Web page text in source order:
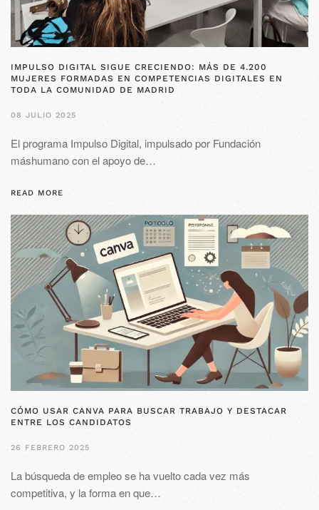
IMPULSO DIGITAL SIGUE CRECIENDO: MÁS DE 4.200
MUJERES FORMADAS EN COMPETENCIAS DIGITALES EN
TODA LA COMUNIDAD DE MADRID
08 JULIO 2025
El programa Impulso Digital, impulsado por Fundación
máshumano con el apoyo de…
READ MORE
CÓMO USAR CANVA PARA BUSCAR TRABAJO Y DESTACAR
ENTRE LOS CANDIDATOS
26 FEBRERO 2025
La búsqueda de empleo se ha vuelto cada vez más
competitiva, y la forma en que…